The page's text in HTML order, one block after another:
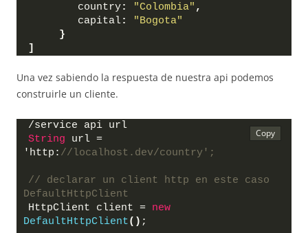
        country
: "Colombia" ,
        capital
:
"Bogota"
}
]
Una vez sabiendo la respuesta de nuestra api podemos
construirle un cliente.
/service api url
String url =
'http: //localhost.dev/country';
// declarar un client http en este caso
DefaultHttpClient
HttpClient client = new
DefaultHttpClient() ;